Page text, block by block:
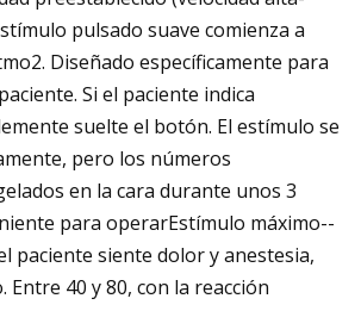
pulsado suave comienza a
Diseñado específicamente para
Si el paciente indica
suelte el botón. El estímulo se
pero los números
en la cara durante unos 3
para operarEstímulo máximo--
paciente siente dolor y anestesia,
Entre 40 y 80, con la reacción